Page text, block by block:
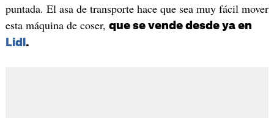
puntada. El asa de transporte hace que sea muy fácil mover
esta máquina de coser, que se vende desde ya en
Lidl .